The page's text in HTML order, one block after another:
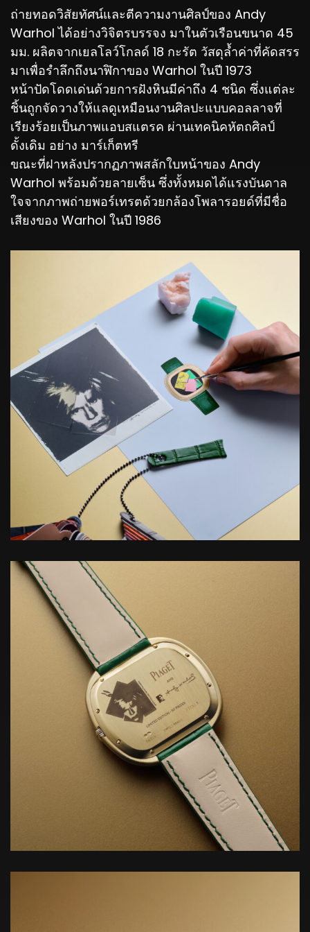
ถ่ายทอดวิสัยทัศน์และตีความงานศิลป์ของ Andy
Warhol ได้อย่างวิจิตรบรรจง มาในตัวเรือนขนาด 45
มม. ผลิตจากเยลโลว์โกลด์ 18 กะรัต วัสดุล้ำค่าที่คัดสรร
มาเพื่อรำลึกถึงนาฬิกาของ Warhol ในปี 1973
หน้าปัดโดดเด่นด้วยการฝังหินมีค่าถึง 4 ชนิด ซึ่งแต่ละ
ชิ้นถูกจัดวางให้แลดูเหมือนงานศิลปะแบบคอลลาจที่
เรียงร้อยเป็นภาพแอบสแตรค ผ่านเทคนิคหัตถศิลป์
ดั้งเดิม อย่าง มาร์เก็ตทรี
ขณะที่ฝาหลังปรากฏภาพสลักใบหน้าของ Andy
Warhol พร้อมด้วยลายเซ็น ซึ่งทั้งหมดได้แรงบันดาล
ใจจากภาพถ่ายพอร์เทรตด้วยกล้องโพลารอยด์ที่มีชื่อ
เสียงของ Warhol ในปี 1986